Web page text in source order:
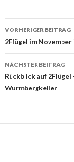
Beitrags-
Navigation
VORHERIGER BEITRAG
2Flügel im
NÄCHSTER BEITRAG
Rückblick auf
Wurmbergkeller